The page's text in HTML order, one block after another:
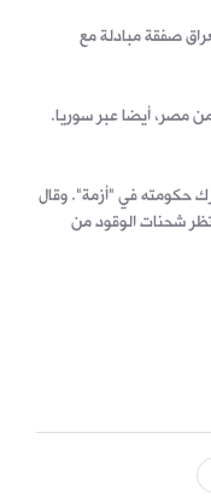
صفقة مبادلة مع
مصر، أيضا عبر سوريا.
حكومته في "أزمة". وقال
شحنات الوقود من